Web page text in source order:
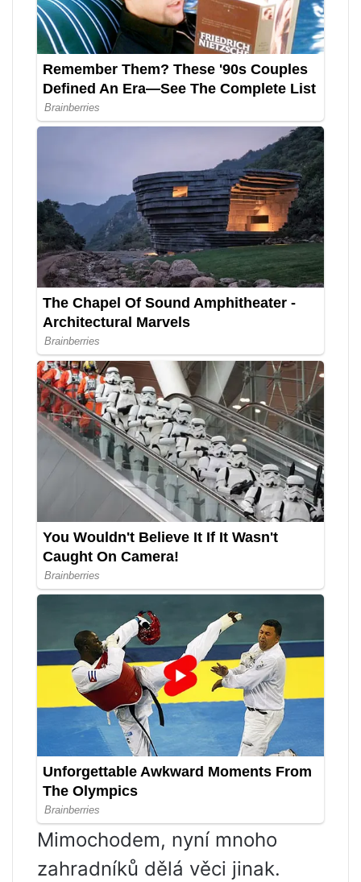
Mimochodem, nyní mnoho
zahradníků dělá věci jinak.